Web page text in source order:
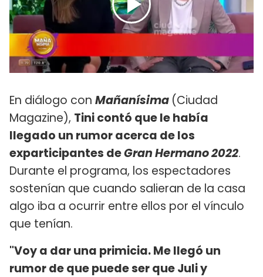
En diálogo con Mañanísima (Ciudad
Magazine), Tini contó que le había
llegado un rumor acerca de los
exparticipantes deGran Hermano 2022.
Durante el programa, los espectadores
sostenían que cuando salieran de la casa
algo iba a ocurrir entre ellos por el vínculo
que tenían.
"Voy a dar una primicia. Me llegó un
rumor de que puede ser que Juli y